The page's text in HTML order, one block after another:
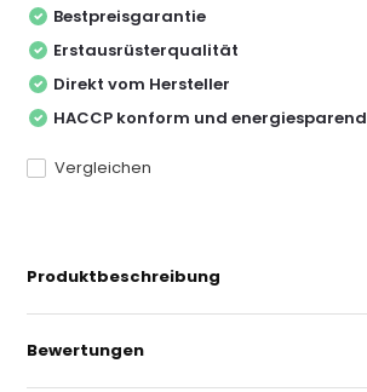
Bestpreisgarantie
Erstausrüsterqualität
Direkt vom Hersteller
HACCP konform und energiesparend
Vergleichen
Produktbeschreibung
Bewertungen